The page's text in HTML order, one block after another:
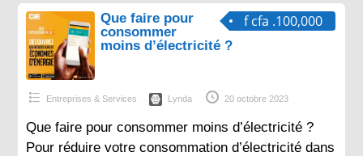
f cfa .100,000
Que faire pour
consommer
moins d’électricité ?
Entreprises & Services Lynda 20 octobre 2023
Que faire pour consommer moins d’électricité ?
Pour réduire votre consommation d’électricité dans